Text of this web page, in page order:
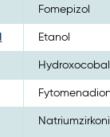
Fomepizol
Etanol